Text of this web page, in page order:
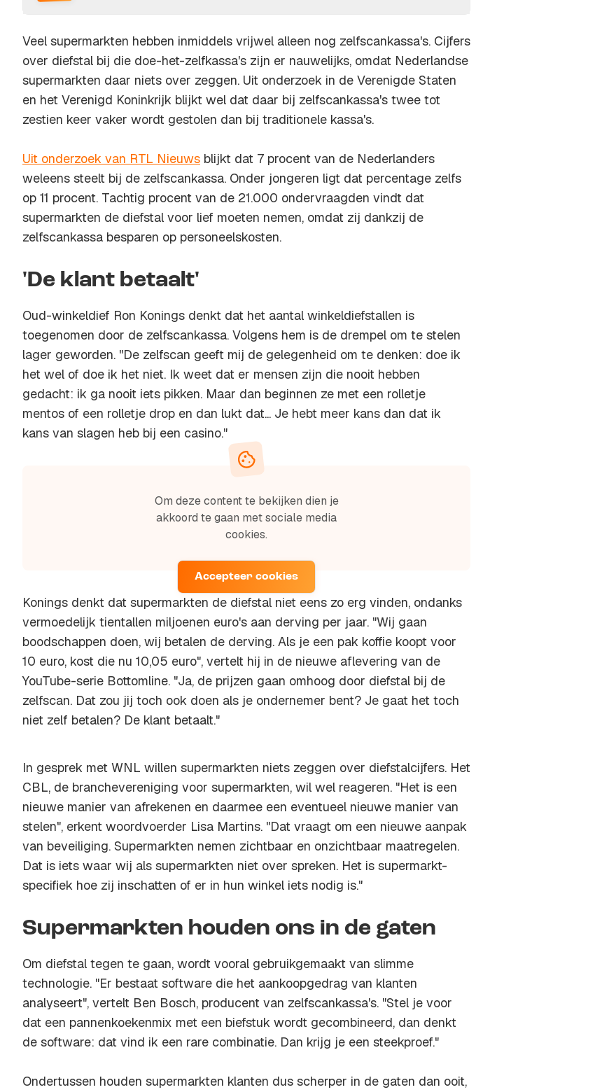
Veel supermarkten hebben inmiddels vrijwel alleen nog zelfscankassa's. Cijfers
over diefstal bij die doe-het-zelfkassa's zijn er nauwelijks, omdat Nederlandse
supermarkten daar niets over zeggen. Uit onderzoek in de Verenigde Staten
en het Verenigd Koninkrijk blijkt wel dat daar bij zelfscankassa's twee tot
zestien keer vaker wordt gestolen dan bij traditionele kassa's.
Uit onderzoek van RTL Nieuws blijkt dat 7 procent van de Nederlanders
weleens steelt bij de zelfscankassa. Onder jongeren ligt dat percentage zelfs
op 11 procent. Tachtig procent van de 21.000 ondervraagden vindt dat
supermarkten de diefstal voor lief moeten nemen, omdat zij dankzij de
zelfscankassa besparen op personeelskosten.
'De klant betaalt'
Oud-winkeldief Ron Konings denkt dat het aantal winkeldiefstallen is
toegenomen door de zelfscankassa. Volgens hem is de drempel om te stelen
lager geworden. "De zelfscan geeft mij de gelegenheid om te denken: doe ik
het wel of doe ik het niet. Ik weet dat er mensen zijn die nooit hebben
gedacht: ik ga nooit iets pikken. Maar dan beginnen ze met een rolletje
mentos of een rolletje drop en dan lukt dat... Je hebt meer kans dan dat ik
kans van slagen heb bij een casino."
Om deze content te bekijken dien je
akkoord te gaan met sociale media
cookies.
Accepteer cookies
Konings denkt dat supermarkten de diefstal niet eens zo erg vinden, ondanks
vermoedelijk tientallen miljoenen euro's aan derving per jaar. "Wij gaan
boodschappen doen, wij betalen de derving. Als je een pak koffie koopt voor
10 euro, kost die nu 10,05 euro", vertelt hij in de nieuwe aflevering van de
YouTube-serie Bottomline. "Ja, de prijzen gaan omhoog door diefstal bij de
zelfscan. Dat zou jij toch ook doen als je ondernemer bent? Je gaat het toch
niet zelf betalen? De klant betaalt."
In gesprek met WNL willen supermarkten niets zeggen over diefstalcijfers. Het
CBL, de branchevereniging voor supermarkten, wil wel reageren. "Het is een
nieuwe manier van afrekenen en daarmee een eventueel nieuwe manier van
stelen", erkent woordvoerder Lisa Martins. "Dat vraagt om een nieuwe aanpak
van beveiliging. Supermarkten nemen zichtbaar en onzichtbaar maatregelen.
Dat is iets waar wij als supermarkten niet over spreken. Het is supermarkt-
specifiek hoe zij inschatten of er in hun winkel iets nodig is."
Supermarkten houden ons in de gaten
Om diefstal tegen te gaan, wordt vooral gebruikgemaakt van slimme
technologie. "Er bestaat software die het aankoopgedrag van klanten
analyseert", vertelt Ben Bosch, producent van zelfscankassa's. "Stel je voor
dat een pannenkoekenmix met een biefstuk wordt gecombineerd, dan denkt
de software: dat vind ik een rare combinatie. Dan krijg je een steekproef."
Ondertussen houden supermarkten klanten dus scherper in de gaten dan ooit,